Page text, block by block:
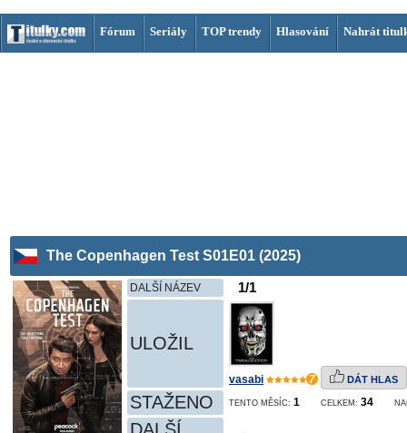
Fórum Seriály TOP trendy Hlasování Nahrát
The Copenhagen Test S01E01 (2025)
DALŠÍ NÁZEV 1/1
ULOŽIL
vasabi 7 DÁT HLAS
STAŽENO TENTO MĚSÍC: 1 CELKEM: 34